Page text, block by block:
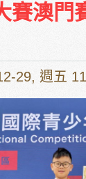
賽澳門
29, 週五